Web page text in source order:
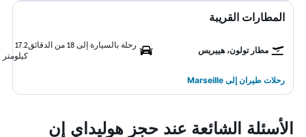
المطارات القريبة
مطار تولون، هييريس
رحلة بالسيارة إلى 18 من الدقائق
17.2
كيلومتر
رحلات طيران إلى Marseille
الأسئلة الشائعة عند حجز هوليداي إن